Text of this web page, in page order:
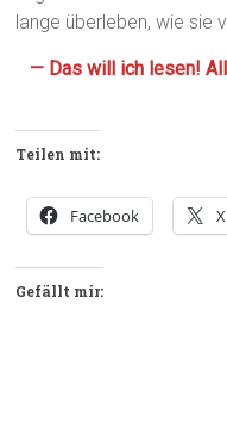
lange überleben, wie sie
— Das will ich lesen!
Teilen mit:
Facebook X
Gefällt mir: